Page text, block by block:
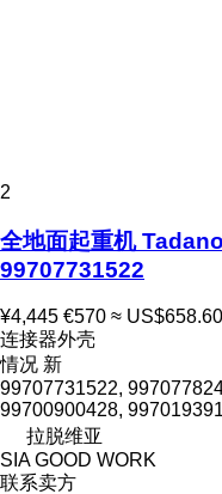
2
全地面起重机
99707731522
¥4,445 €570 ≈ US$658.60
连接器外壳
情况 新
99707731522,
99700900428,
拉脱维亚
SIA GOOD WORK
联系卖方